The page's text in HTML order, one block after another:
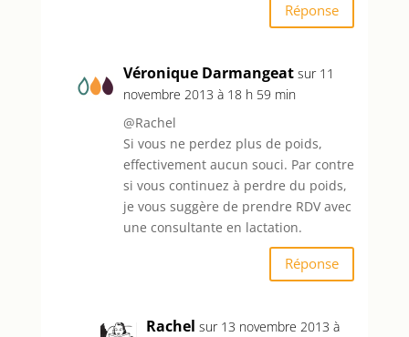
Réponse
Véronique Darmangeat sur 11
novembre 2013 à 18 h 59 min
@Rachel
Si vous ne perdez plus de poids,
effectivement aucun souci. Par contre
si vous continuez à perdre du poids,
je vous suggère de prendre RDV avec
une consultante en lactation.
Réponse
Rachel sur 13 novembre 2013 à